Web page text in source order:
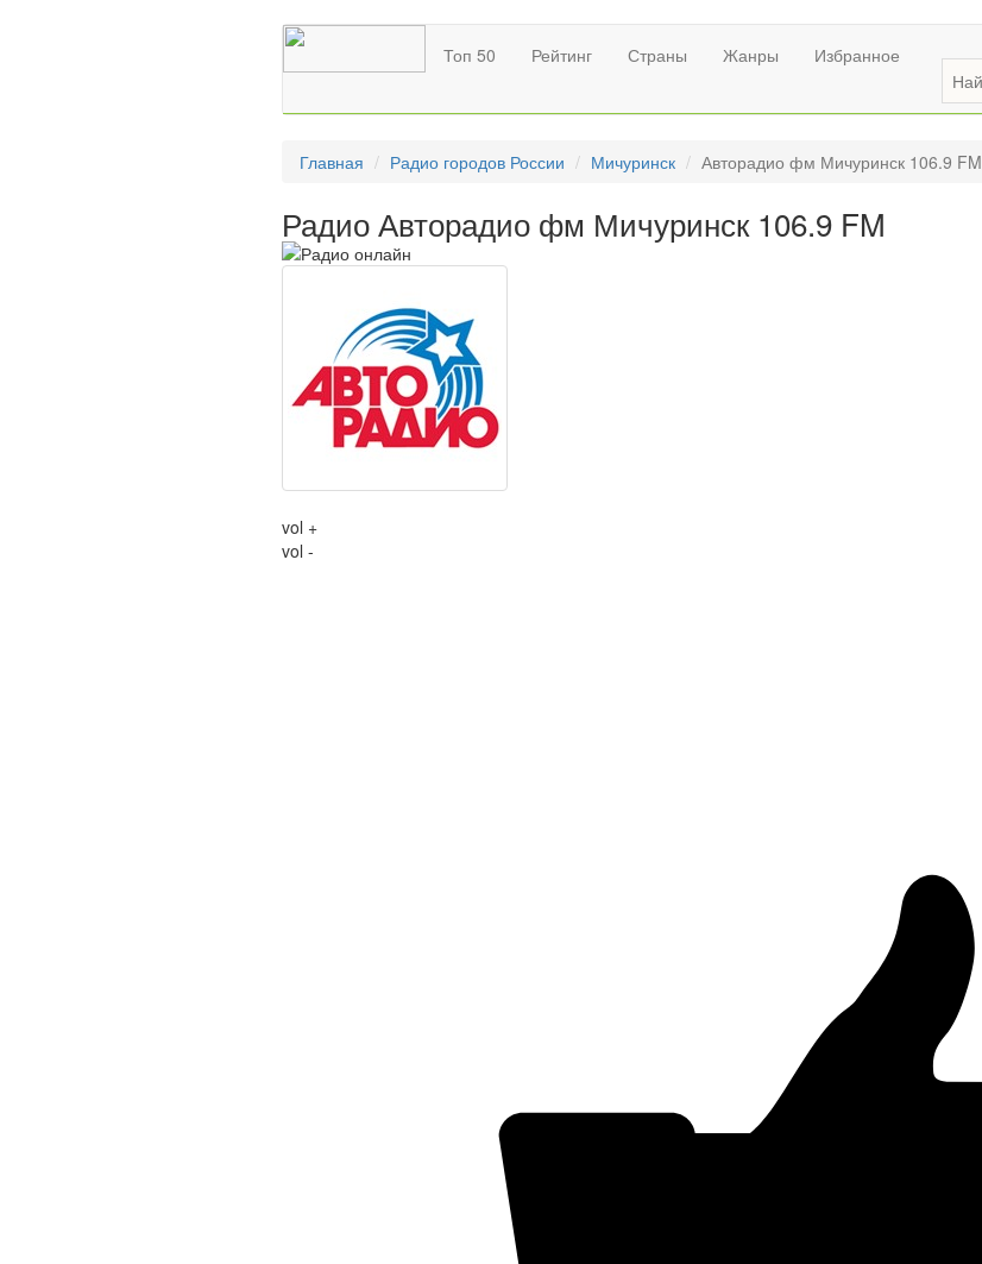
Топ 50 Рейтинг Страны Жанры Избранное
Главная Радио городов России Мичуринск Авторадио фм Мичуринск 106.9 FM
Радио Авторадио фм Мичуринск 106.9 FM
vol +
vol -